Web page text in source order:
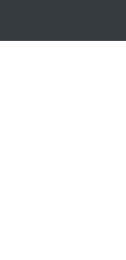
el consumo